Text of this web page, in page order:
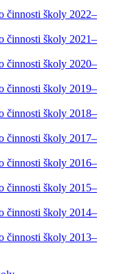
činnosti školy 2022–
činnosti školy 2021–
činnosti školy 2020–
činnosti školy 2019–
činnosti školy 2018–
činnosti školy 2017–
činnosti školy 2016–
činnosti školy 2015–
činnosti školy 2014–
činnosti školy 2013–